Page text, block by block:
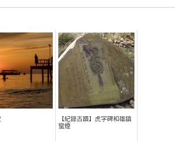
【紀錄古蹟】虎字碑和雄鎮
蠻煙